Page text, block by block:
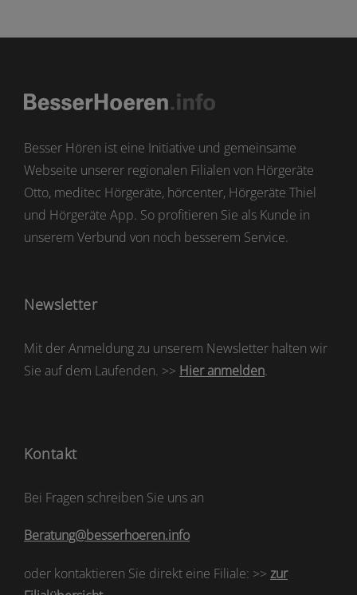
Besser Hören ist eine Initiative und gemeinsame
Webseite unserer regionalen Filialen von Hörgeräte
Otto, meditec Hörgeräte, hörcenter, Hörgeräte Thiel
und Hörgeräte App. So profitieren Sie als Kunde in
unserem Verbund von noch besserem Service.
Newsletter
Mit der Anmeldung zu unserem Newsletter halten wir
Sie auf dem Laufenden. >> Hier anmelden.
Kontakt
Bei Fragen schreiben Sie uns an
Beratung@besserhoeren.info
oder kontaktieren Sie direkt eine Filiale: >> zur